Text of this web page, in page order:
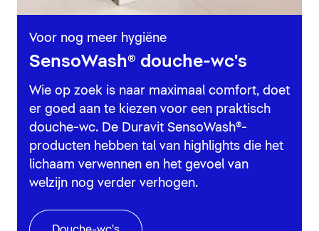
Voor nog meer hygiëne
SensoWash® douche-wc's
Wie op zoek is naar maximaal comfort, doet
er goed aan te kiezen voor een praktisch
douche-wc. De Duravit SensoWash®-
producten hebben tal van highlights die het
lichaam verwennen en het gevoel van
welzijn nog verder verhogen.